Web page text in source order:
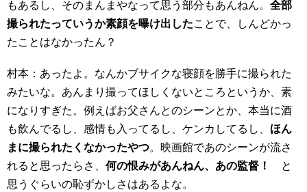
もあるし、そのまんまやなって思う部分もあんねん。 全部
撮られたっていうか素顔を曝け出したことで、しんどかっ
たことはなかったん？
村本：あったよ。なんかブサイクな寝顔を勝手に撮られた
みたいな。あんまり撮ってほしくないところというか、素
になりすぎた。例えばお父さんとのシーンとか、本当に酒
も飲んでるし、感情も入ってるし、ケンカしてるし、 ほん
まに撮られたくなかったやつ。映画館であのシーンが流さ
れると思ったらさ、 何の恨みがあんねん、あの監督！
と
思うぐらいの恥ずかしさはあるよな。